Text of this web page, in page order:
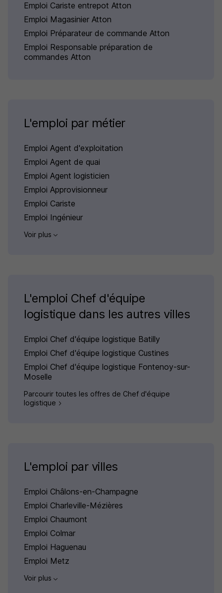
Emploi Cariste entrepot Atton
Emploi Magasinier Atton
Emploi Préparateur de commande Atton
Emploi Responsable préparation de
commandes Atton
L'emploi par métier
Emploi Agent d'exploitation
Emploi Agent de quai
Emploi Agent logisticien
Emploi Approvisionneur
Emploi Cariste
Emploi Ingénieur
Voir plus
L'emploi Chef d'équipe
logistique dans les autres villes
Emploi Chef d'équipe logistique Batilly
Emploi Chef d'équipe logistique Custines
Emploi Chef d'équipe logistique Fontenoy-sur-
Moselle
Parcourir toutes les offres de Chef d'équipe
logistique
L'emploi par villes
Emploi Châlons-en-Champagne
Emploi Charleville-Mézières
Emploi Chaumont
Emploi Colmar
Emploi Haguenau
Emploi Metz
Voir plus